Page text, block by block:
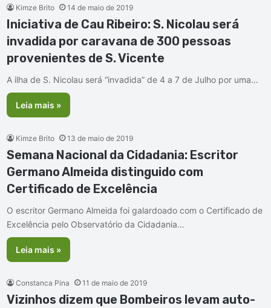
Kimze Brito 14 de maio de 2019
Iniciativa de Cau Ribeiro: S. Nicolau será
invadida por caravana de 300 pessoas
provenientes de S. Vicente
A ilha de S. Nicolau será “invadida” de 4 a 7 de Julho por uma…
Leia mais »
Kimze Brito 13 de maio de 2019
Semana Nacional da Cidadania: Escritor
Germano Almeida distinguido com
Certificado de Excelência
O escritor Germano Almeida foi galardoado com o Certificado de
Excelência pelo Observatório da Cidadania…
Leia mais »
Constanca Pina 11 de maio de 2019
Vizinhos dizem que Bombeiros levam auto-